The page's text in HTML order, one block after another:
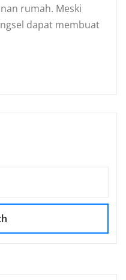
rumah. Meski
dapat membuat